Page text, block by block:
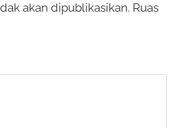
akan dipublikasikan. Ruas